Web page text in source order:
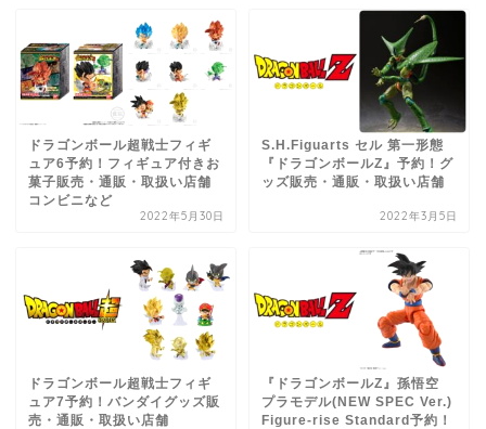
ドラゴンボール超戦士フィギ
ュア6予約！フィギュア付きお
菓子販売・通販・取扱い店舗
コンビニなど
2022年5月30日
S.H.Figuarts セル 第一形態
『ドラゴンボールZ』予約！グ
ッズ販売・通販・取扱い店舗
2022年3月5日
ドラゴンボール超戦士フィギ
ュア7予約！バンダイグッズ販
売・通販・取扱い店舗
『ドラゴンボールZ』孫悟空
プラモデル(NEW SPEC Ver.)
Figure-rise Standard予約！